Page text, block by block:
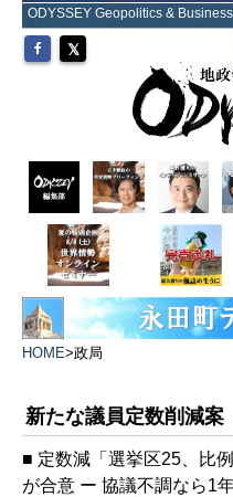
ODYSSEY Geopolitics & Business
HOME>政局
新たな議員定数削減案
■ 定数減「選挙区25、比
が合意 ー 協議不調なら1